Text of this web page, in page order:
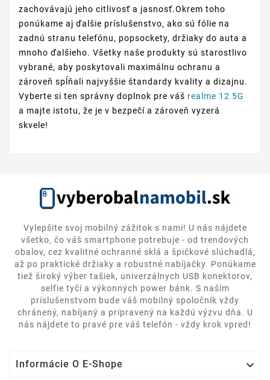
zachovávajú jeho citlivosť a jasnosť.Okrem toho
ponúkame aj ďalšie príslušenstvo, ako sú fólie na
zadnú stranu telefónu, popsockety, držiaky do auta a
mnoho ďalšieho. Všetky naše produkty sú starostlivo
vybrané, aby poskytovali maximálnu ochranu a
zároveň spĺňali najvyššie štandardy kvality a dizajnu.
Vyberte si ten správny doplnok pre váš realme 12 5G
a majte istotu, že je v bezpečí a zároveň vyzerá
skvele!
Vylepšite svoj mobilný zážitok s nami! U nás nájdete
všetko, čo váš smartphone potrebuje - od trendových
obalov, cez kvalitné ochranné sklá a špičkové slúchadlá,
až po praktické držiaky a robustné nabíjačky. Ponúkame
tiež široký výber tašiek, univerzálnych USB konektorov,
selfie tyčí a výkonných power bánk. S naším
príslušenstvom bude váš mobilný spoločník vždy
chránený, nabíjaný a pripravený na každú výzvu dňa. U
nás nájdete to pravé pre váš telefón - vždy krok vpred!
Informácie O E-Shope 